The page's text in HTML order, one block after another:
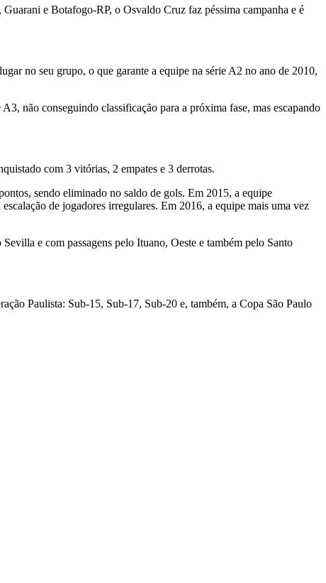
e Botafogo-RP, o Osvaldo Cruz faz péssima campanha e é
no seu grupo, o que garante a equipe na série A2 no ano de 2010,
não conseguindo classificação para a próxima fase, mas escapando
com 3 vitórias, 2 empates e 3 derrotas.
sendo eliminado no saldo de gols. Em 2015, a equipe
de jogadores irregulares. Em 2016, a equipe mais uma vez
e com passagens pelo Ituano, Oeste e também pelo Santo
Paulista: Sub-15, Sub-17, Sub-20 e, também, a Copa São Paulo